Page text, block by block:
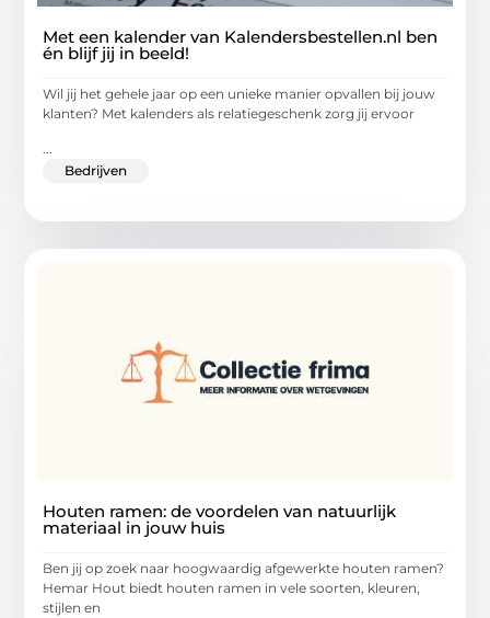
Met een kalender van Kalendersbestellen.nl ben
én blijf jij in beeld!
Wil jij het gehele jaar op een unieke manier opvallen bij jouw
klanten? Met kalenders als relatiegeschenk zorg jij ervoor
...
Bedrijven
Houten ramen: de voordelen van natuurlijk
materiaal in jouw huis
Ben jij op zoek naar hoogwaardig afgewerkte houten ramen?
Hemar Hout biedt houten ramen in vele soorten, kleuren,
stijlen en